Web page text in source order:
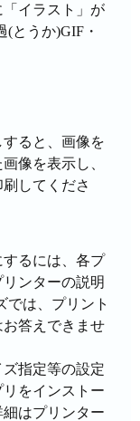
イラスト」が
(とうか)GIF・
ると、画像を
像を表示し、
してくださ
るには、各プ
ンターの説明
では、プリント
答えできませ
指定等の設定
をインストー
はプリンター